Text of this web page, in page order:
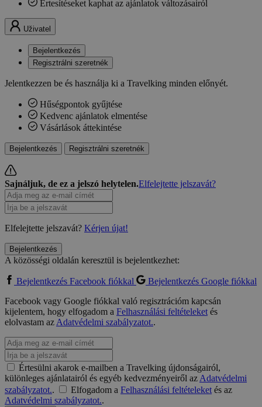
Értesítéseket kaphat az ajánlatok változásairól
Uživatel
Bejelentkezés
Regisztrálni szeretnék
Jelentkezzen be és használja ki a Travelking minden előnyét.
Hűségpontok gyűjtése
Kedvenc ajánlatok elmentése
Vásárlások áttekintése
Bejelentkezés Regisztrálni szeretnék
Sajnáljuk, de ez a jelszó helytelen.Elfelejtette jelszavát?
Elfelejtette jelszavát? Kérjen újat!
Bejelentkezés
A közösségi oldalán keresztül is bejelentkezhet:
Bejelentkezés Facebook fiókkal
Bejelentkezés Google fiókkal
Facebook vagy Google fiókkal való regisztrációm kapcsán
kijelentem, hogy elfogadom a Felhasználási feltételeketés
elolvastam azAdatvédelmi szabályzatot..
Értesülni akarok e-mailben a Travelking újdonságairól,
különleges ajánlatairól és egyéb kedvezményeiről azAdatvédelmi
szabályzatot.. Elfogadom a Felhasználási feltételeketés az
Adatvédelmi szabályzatot..